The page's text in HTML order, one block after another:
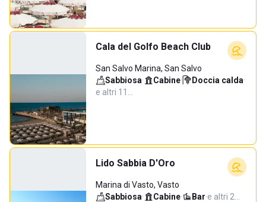
Cala del Golfo Beach Club
San Salvo Marina, San Salvo
Sabbiosa· Cabine· Doccia calda·
e altri 11…
Lido Sabbia D'Oro
Marina di Vasto, Vasto
Sabbiosa· Cabine· Bar·e altri 2…